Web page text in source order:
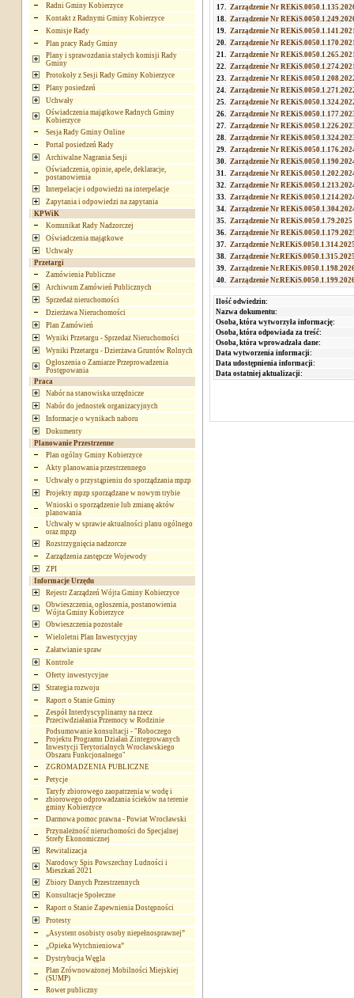
Radni Gminy Kobierzyce
Kontakt z Radnymi Gminy Kobierzyce
Komisje Rady
Plan pracy Rady Gminy
Plany i sprawozdania stałych komisji Rady
Gminy
Protokoły z Sesji Rady Gminy Kobierzyce
Plany posiedzeń
Uchwały
Oświadczenia majątkowe Radnych Gminy
Kobierzyce
Sesja Rady Gminy Online
Portal posiedzeń Rady
Archiwalne Nagrania Sesji
Oświadczenia, opinie, apele, deklaracje,
postanowienia
Interpelacje i odpowiedzi na interpelacje
Zapytania i odpowiedzi na zapytania
KPWiK
Komunikat Rady Nadzorczej
Oświadczenia majątkowe
Uchwały
Przetargi
Zamówienia Publiczne
Archiwum Zamówień Publicznych
Sprzedaż nieruchomości
Dzierżawa Nieruchomości
Plan Zamówień
Wyniki Przetargu - Sprzedaż Nieruchomości
Wyniki Przetargu - Dzierżawa Gruntów Rolnych
Ogłoszenia o Zamiarze Przeprowadzenia
Postępowania
Praca
Nabór na stanowiska urzędnicze
Nabór do jednostek organizacyjnych
Informacje o wynikach naboru
Dokumenty
Planowanie Przestrzenne
Plan ogólny Gminy Kobierzyce
Akty planowania przestrzennego
Uchwały o przystąpieniu do sporządzania mpzp
Projekty mpzp sporządzane w nowym trybie
Wnioski o sporządzenie lub zmianę aktów
planowania
Uchwały w sprawie aktualności planu ogólnego
oraz mpzp
Rozstrzygnięcia nadzorcze
Zarządzenia zastępcze Wojewody
ZPI
Informacje Urzędu
Rejestr Zarządzeń Wójta Gminy Kobierzyce
Obwieszczenia, ogłoszenia, postanowienia
Wójta Gminy Kobierzyce
Obwieszczenia pozostałe
Wieloletni Plan Inwestycyjny
Załatwianie spraw
Kontrole
Oferty inwestycyjne
Strategia rozwoju
Raport o Stanie Gminy
Zespół Interdyscyplinarny na rzecz
Przeciwdziałania Przemocy w Rodzinie
Podsumowanie konsultacji - "Roboczego
Projektu Programu Działań Zintegrowanych
Inwestycji Terytorialnych Wrocławskiego
Obszaru Funkcjonalnego"
ZGROMADZENIA PUBLICZNE
Petycje
Taryfy zbiorowego zaopatrzenia w wodę i
zbiorowego odprowadzania ścieków na terenie
gminy Kobierzyce
Darmowa pomoc prawna - Powiat Wrocławski
Przynależność nieruchomości do Specjalnej
Strefy Ekonomicznej
Rewitalizacja
Narodowy Spis Powszechny Ludności i
Mieszkań 2021
Zbiory Danych Przestrzennych
Konsultacje Społeczne
Raport o Stanie Zapewnienia Dostępności
Protesty
„Asystent osobisty osoby niepełnosprawnej”
„Opieka Wytchnieniowa”
Dystrybucja Węgla
Plan Zrównoważonej Mobilności Miejskiej
(SUMP)
Rower publiczny
17. Zarządzenie Nr
18. Zarządzenie Nr
19. Zarządzenie Nr
20. Zarządzenie Nr
21. Zarządzenie Nr
22. Zarządzenie Nr
23. Zarządzenie Nr
24. Zarządzenie Nr
25. Zarządzenie Nr
26. Zarządzenie Nr
27. Zarządzenie Nr
28. Zarządzenie Nr
29. Zarządzenie Nr
30. Zarządzenie Nr
31. Zarządzenie Nr
32. Zarządzenie Nr
33. Zarządzenie Nr
34. Zarządzenie Nr
35. Zarządzenie Nr REKiS.0050.1.79.2025
36. Zarządzenie Nr
37. Zarządzenie
38. Zarządzenie
39. Zarządzenie
40. Zarządzenie
Ilość odwiedzin:
Nazwa dokumentu:
Osoba, która wytworzyła informację:
Osoba, która odpowiada za treść:
Osoba, która wprowadzała dane:
Data wytworzenia informacji:
Data udostępnienia informacji:
Data ostatniej aktualizacji: